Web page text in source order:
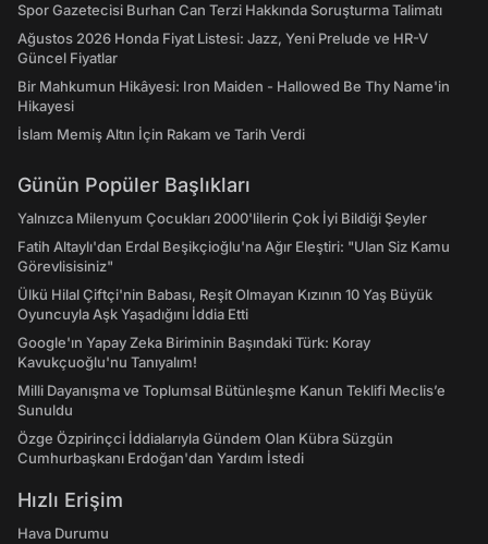
Spor Gazetecisi Burhan Can Terzi Hakkında Soruşturma Talimatı
Ağustos 2026 Honda Fiyat Listesi: Jazz, Yeni Prelude ve HR-V
Güncel Fiyatlar
Bir Mahkumun Hikâyesi: Iron Maiden - Hallowed Be Thy Name'in
Hikayesi
İslam Memiş Altın İçin Rakam ve Tarih Verdi
Günün Popüler Başlıkları
Yalnızca Milenyum Çocukları 2000'lilerin Çok İyi Bildiği Şeyler
Fatih Altaylı'dan Erdal Beşikçioğlu'na Ağır Eleştiri: "Ulan Siz Kamu
Görevlisisiniz"
Ülkü Hilal Çiftçi'nin Babası, Reşit Olmayan Kızının 10 Yaş Büyük
Oyuncuyla Aşk Yaşadığını İddia Etti
Google'ın Yapay Zeka Biriminin Başındaki Türk: Koray
Kavukçuoğlu'nu Tanıyalım!
Milli Dayanışma ve Toplumsal Bütünleşme Kanun Teklifi Meclis’e
Sunuldu
Özge Özpirinçci İddialarıyla Gündem Olan Kübra Süzgün
Cumhurbaşkanı Erdoğan'dan Yardım İstedi
Hızlı Erişim
Hava Durumu